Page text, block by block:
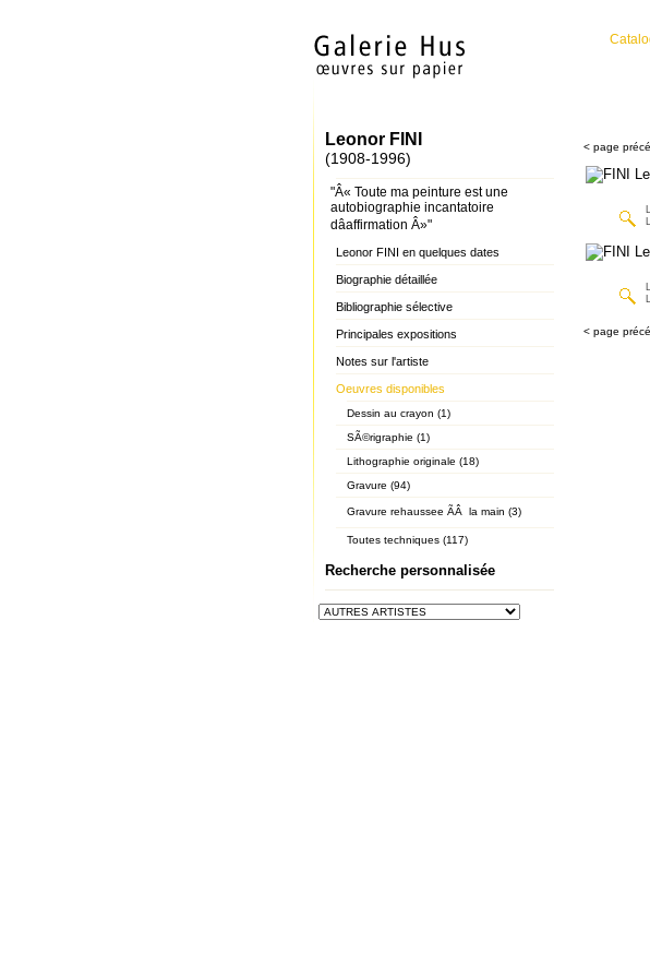
Leonor FINI
(1908-1996)
"Â« Toute ma peinture est une
autobiographie incantatoire
dâaffirmation Â»"
Leonor FINI en quelques dates
Biographie détaillée
Bibliographie sélective
Principales expositions
Notes sur l'artiste
Oeuvres disponibles
Dessin au crayon (1)
SÃ©rigraphie (1)
Lithographie originale (18)
Gravure (94)
Gravure rehaussee ÃÂ la main (3)
Toutes techniques (117)
Recherche personnalisée
< page
< page